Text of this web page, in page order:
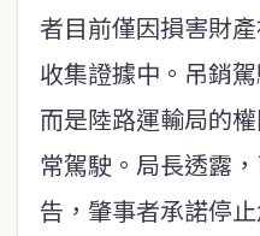
者目前僅因損害財
收集證據中。吊銷
而是陸路運輸局的
常駕駛。局長透露
告，肇事者承諾停